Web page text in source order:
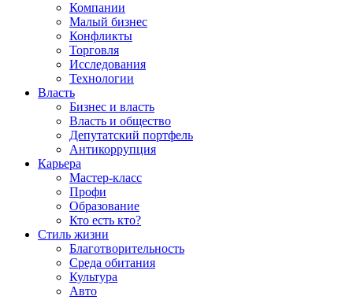
Компании
Малый бизнес
Конфликты
Торговля
Исследования
Технологии
Власть
Бизнес и власть
Власть и общество
Депутатский портфель
Антикоррупция
Карьера
Мастер-класс
Профи
Образование
Кто есть кто?
Стиль жизни
Благотворительность
Среда обитания
Культура
Авто